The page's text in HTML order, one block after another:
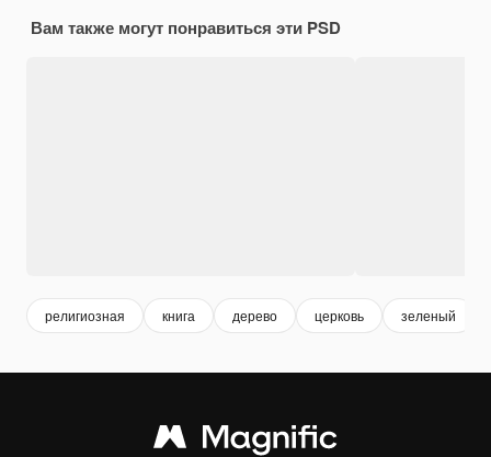
Вам также могут понравиться эти PSD
религиозная книга дерево церковь зеленый